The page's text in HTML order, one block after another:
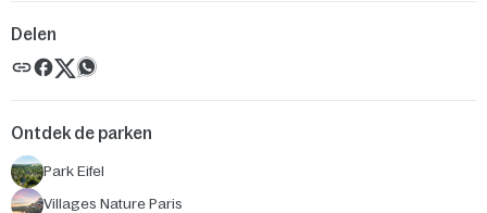
Ontdek de parken
Park Eifel
Villages Nature Paris
Delen